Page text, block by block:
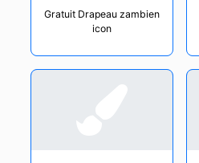
Gratuit Drapeau zambien
icon